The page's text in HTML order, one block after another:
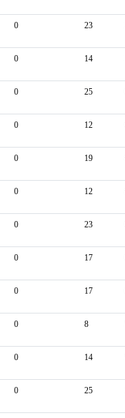
0 23
0 14
0 25
0 12
0 19
0 12
0 23
0 17
0 17
0 8
0 14
0 25